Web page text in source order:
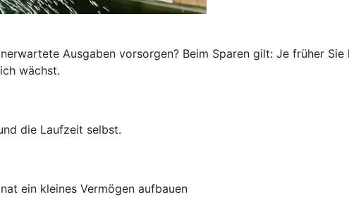
Ausgaben vorsorgen? Beim Sparen gilt: Je früher
wächst.
die Laufzeit selbst.
ein kleines Vermögen aufbauen